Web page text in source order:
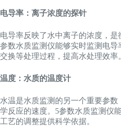
电导率：离子浓度的探针
电导率反映了水中离子的浓度，
参数水质监测仪能够实时监测电
交换等处理过程，提高水处理效率
温度：水质的温度计
水温是水质监测的另一个重要参
学反应的速度。5参数水质监测仪
工艺的调整提供科学依据。